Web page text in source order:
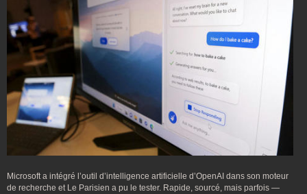
Microsoft a intégré l’outil d’intelligence artificielle d’OpenAI dans son moteur
de recherche et Le Parisien a pu le tester. Rapide, sourcé, mais parfois —